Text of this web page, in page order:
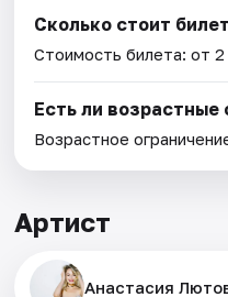
Сколько стоит
Стоимость билета: от
Есть ли возрастные
Возрастное
Артист
Анастасия